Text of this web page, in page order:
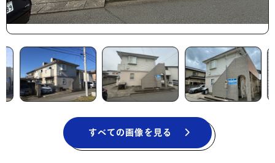
すべての画像を見る